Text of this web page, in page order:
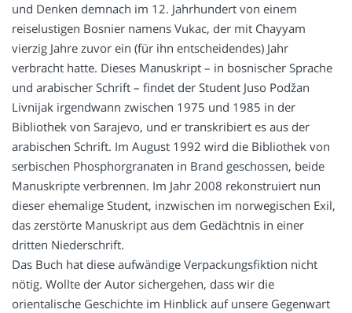
und Denken demnach im 12. Jahrhundert von einem
reiselustigen Bosnier namens Vukac, der mit Chayyam
vierzig Jahre zuvor ein (für ihn entscheidendes) Jahr
verbracht hatte. Dieses Manuskript – in bosnischer Sprache
und arabischer Schrift – findet der Student Juso Podžan
Livnijak irgendwann zwischen 1975 und 1985 in der
Bibliothek von Sarajevo, und er transkribiert es aus der
arabischen Schrift. Im August 1992 wird die Bibliothek von
serbischen Phosphorgranaten in Brand geschossen, beide
Manuskripte verbrennen. Im Jahr 2008 rekonstruiert nun
dieser ehemalige Student, inzwischen im norwegischen Exil,
das zerstörte Manuskript aus dem Gedächtnis in einer
dritten Niederschrift.
Das Buch hat diese aufwändige Verpackungsfiktion nicht
nötig. Wollte der Autor sichergehen, dass wir die
orientalische Geschichte im Hinblick auf unsere Gegenwart